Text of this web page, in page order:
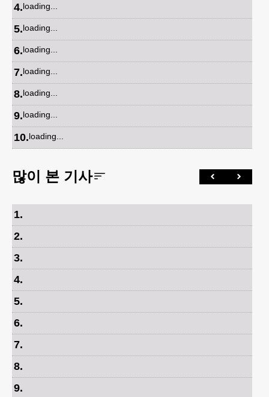
4.loading...
5.loading...
6.loading...
7.loading...
8.loading...
9.loading...
10.loading...
많이 본 기사
1.
2.
3.
4.
5.
6.
7.
8.
9.